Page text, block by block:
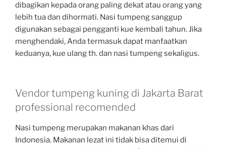
dibagikan kepada orang paling dekat atau orang yang
lebih tua dan dihormati. Nasi tumpeng sanggup
digunakan sebagai pengganti kue kembali tahun. Jika
menghendaki, Anda termasuk dapat manfaatkan
keduanya, kue ulang th. dan nasi tumpeng sekaligus.
Vendor tumpeng kuning di Jakarta Barat
professional recomended
Nasi tumpeng merupakan makanan khas dari
Indonesia. Makanan lezat ini tidak bisa ditemui di